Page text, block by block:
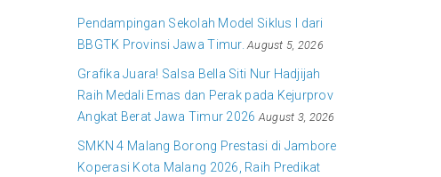
Pendampingan Sekolah Model Siklus I dari
BBGTK Provinsi Jawa Timur. August 5, 2026
Grafika Juara! Salsa Bella Siti Nur Hadjijah
Raih Medali Emas dan Perak pada Kejurprov
Angkat Berat Jawa Timur 2026 August 3, 2026
SMKN 4 Malang Borong Prestasi di Jambore
Koperasi Kota Malang 2026, Raih Predikat